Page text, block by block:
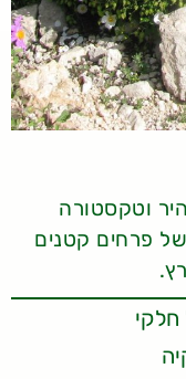
וטקסטורה
פרחים קטנים